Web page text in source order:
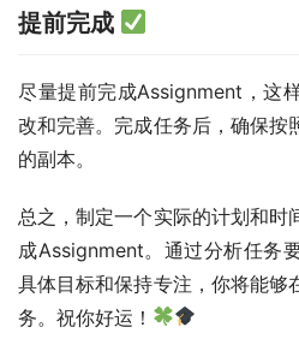
提前完成
尽量提前完成Assignment，这
改和完善。完成任务后，确保按
的副本。
总之，制定一个实际的计划和时
成Assignment。通过分析任务
具体目标和保持专注，你将能够
务。祝你好运！